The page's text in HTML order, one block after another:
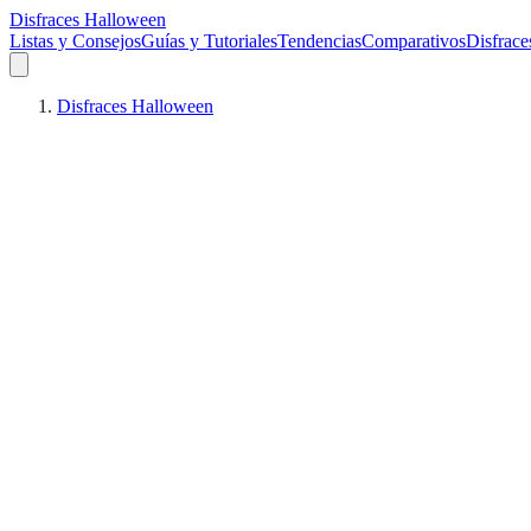
Disfraces Halloween
Listas y ConsejosGuías y TutorialesTendenciasComparativos
Disfraces Halloween